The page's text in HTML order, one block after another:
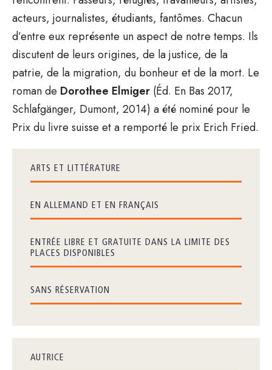
acteurs, journalistes, étudiants, fantômes. Chacun
d’entre eux représente un aspect de notre temps. Ils
discutent de leurs origines, de la justice, de la
patrie, de la migration, du bonheur et de la mort. Le
roman de Dorothee Elmiger (Éd. En Bas 2017,
Schlafgänger, Dumont, 2014) a été nominé pour le
Prix du livre suisse et a remporté le prix Erich Fried.
ARTS ET LITTÉRATURE
EN ALLEMAND ET EN FRANÇAIS
ENTRÉE LIBRE ET GRATUITE DANS LA LIMITE DES
PLACES DISPONIBLES
SANS RÉSERVATION
AUTRICE